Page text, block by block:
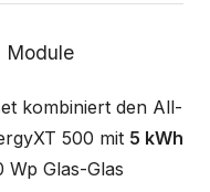
Module
kombiniert den All-
500 mit 5 kWh
Glas-Glas